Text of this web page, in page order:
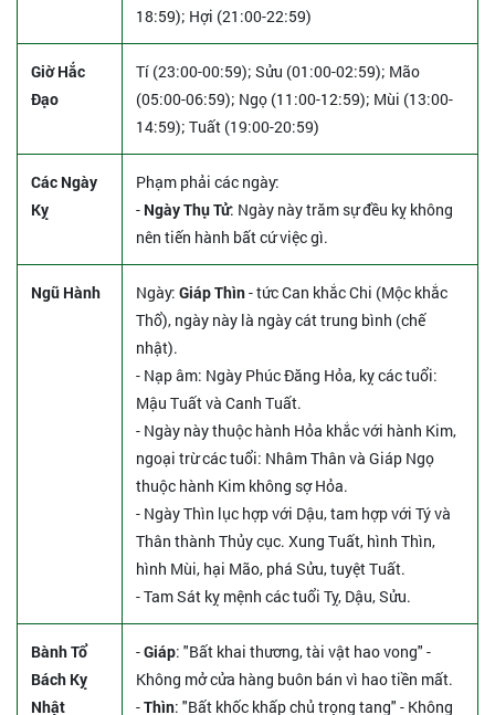
18:59); Hợi (21:00-22:59)
Giờ Hắc
Đạo
Tí (23:00-00:59); Sửu (01:00-02:59); Mão
(05:00-06:59); Ngọ (11:00-12:59); Mùi (13:00-
14:59); Tuất (19:00-20:59)
Các Ngày
Kỵ
Phạm phải các ngày:
- Ngày Thụ Tử: Ngày này trăm sự đều kỵ không
nên tiến hành bất cứ việc gì.
Ngũ Hành Ngày: Giáp Thìn- tức Can khắc Chi (Mộc khắc
Thổ), ngày này là ngày cát trung bình (chế
nhật).
- Nạp âm: Ngày Phúc Đăng Hỏa, kỵ các tuổi:
Mậu Tuất và Canh Tuất.
- Ngày này thuộc hành Hỏa khắc với hành Kim,
ngoại trừ các tuổi: Nhâm Thân và Giáp Ngọ
thuộc hành Kim không sợ Hỏa.
- Ngày Thìn lục hợp với Dậu, tam hợp với Tý và
Thân thành Thủy cục. Xung Tuất, hình Thìn,
hình Mùi, hại Mão, phá Sửu, tuyệt Tuất.
- Tam Sát kỵ mệnh các tuổi Tỵ, Dậu, Sửu.
Bành Tổ
Bách Kỵ
Nhật
-Giáp: "Bất khai thương, tài vật hao vong" -
Không mở cửa hàng buôn bán vì hao tiền mất.
-Thìn: "Bất khốc khấp chủ trọng tang" - Không